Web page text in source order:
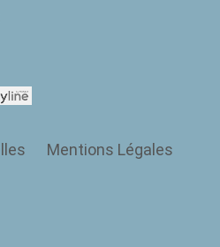
Mentions Légales